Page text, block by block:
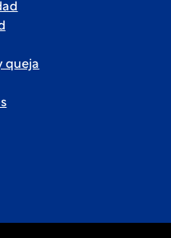
queja